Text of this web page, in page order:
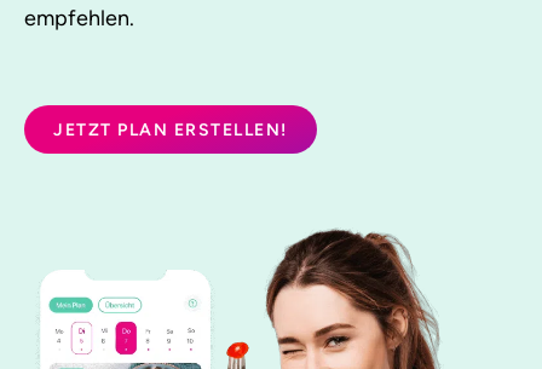
empfehlen.
JETZT PLAN ERSTELLEN!